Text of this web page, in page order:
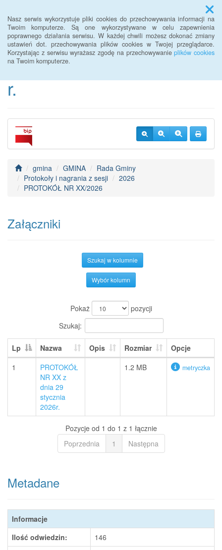
Nasz serwis wykorzystuje pliki cookies do przechowywania informacji na
Twoim komputerze. Są one wykorzystywane w celu zapewnienia
poprawnego działania serwisu. W każdej chwili możesz dokonać zmiany
ustawień dot. przechowywania plików cookies w Twojej przeglądarce.
Korzystając z serwisu wyrażasz zgodę na przechowywanieplików cookies
na Twoim komputerze.
Menu
BIP Urzędu Gminy
Janowice Wielkie od 2022
r.
gmina GMINA
Rada Gminy
Protokoły i nagrania z sesji
2026
PROTOKÓŁ NR XX/2026
Załączniki
Szukaj w kolumnie
Wybór kolumn
Pokaż
pozycji
Szukaj:
Lp Nazwa Opis Rozmiar
Opcje
1
PROTOKÓŁ
NR XX z
dnia 29
stycznia
2026r.
1.2 MB metryczka
Pozycje od 1 do 1 z 1 łącznie
Poprzednia
1 Następna
Metadane
Informacje
Ilość odwiedzin:
146